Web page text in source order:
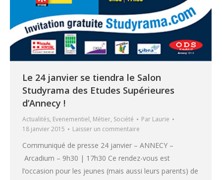
Le 24 janvier se tiendra le Salon
Studyrama des Etudes Supérieures
d’Annecy !
Actualités, Evenementiel, Métier, Société Par Laurie
18 janvier 2015
Laisser un commentaire
Communiqué de presse 24 janvier – ANNECY –
Arcadium – 9h30 | 17h30 Ce rendez-vous est
l’occasion pour les jeunes (mais aussi leurs parents) de